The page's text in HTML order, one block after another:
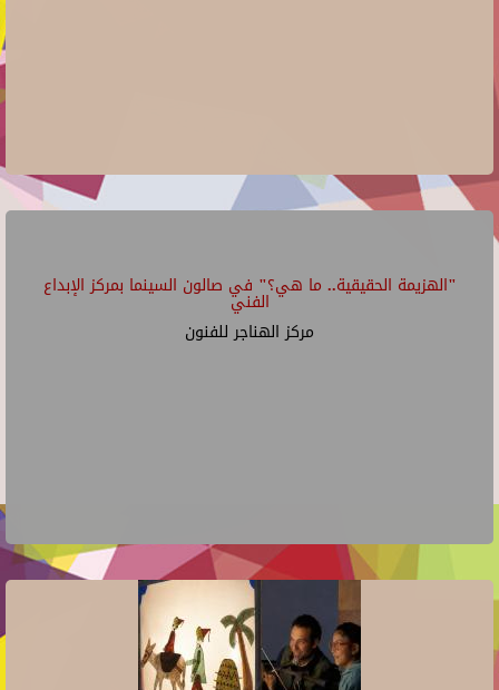
"الهزيمة الحقيقية.. ما هي؟" في صالون السينما بمركز الإبداع
الفني
مركز الهناجر للفنون